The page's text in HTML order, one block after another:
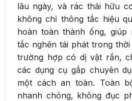
lâu ngày, và rác thải hữu
không chỉ thông tắc hiệu
hoàn toàn thành ống, giúp
tắc nghẽn tái phát trong
trường hợp có dị vật rắn,
các dụng cụ gắp chuyên
một cách an toàn. Toàn
nhanh chóng, không đục